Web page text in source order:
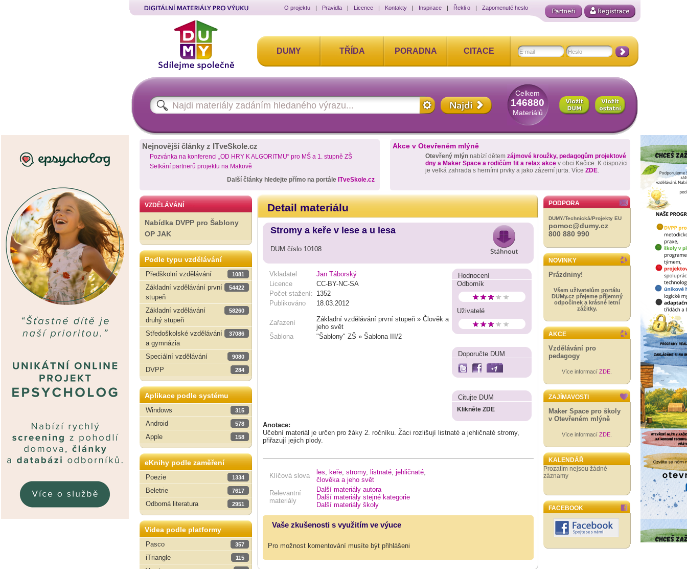
O projektu | Pravidla | Licence | Kontakty | Inspirace | Řekli o | Zapomenuté heslo
DUMY TŘÍDA PORADNA CITACE
Celkem
146880
Materiálů
Nejnovější články z ITveSkole.cz
Pozvánka na konferenci „OD HRY K ALGORITMU“ pro MŠ a 1. stupně ZŠ
Setkání partnerů projektu na Makově
Další články hledejte přímo na portále ITveSkole.cz
Akce v Otevřeném mlýně
Otevřený mlýn nabízí dětem zájmové kroužky, pedagogům projektové
dny a Maker Space a rodičům fit a relax akce v obci Kačice. K dispozici
je velká zahrada s herními prvky a jako zázemí jurta. Více ZDE.
VZDĚLÁVÁNÍ
Nabídka DVPP pro Šablony
OP JAK
Podle typu vzdělávání
Předškolní vzdělávání
1081
Základní vzdělávání první
stupeň
54422
Základní vzdělávání
druhý stupeň
58260
Středoškolské vzdělávání
a gymnázia
37086
Speciální vzdělávání 9080
DVPP 284
Aplikace podle systému
Windows
315
Android 578
Apple 158
eKnihy podle zaměření
Poezie
1334
Beletrie 7617
Odborná literatura 2951
Videa podle platformy
Pasco
357
iTriangle 115
Detail materiálu
Stromy a keře v lese a u lesa
DUM číslo 10108
Vkladatel
Jan Táborský
Licence
CC-BY-NC-SA
Počet stažení: 1352
Publikováno
18.03.2012
Zařazení
Základní vzdělávání první stupeň » Člověk a
jeho svět
Šablona
"Šablony" ZŠ » Šablona III/2
Hodnocení
Odborník
Uživatelé
Doporučte DUM
Citujte DUM
Klikněte ZDE
Anotace:
Učební materiál je určen pro žáky 2. ročníku. Žáci rozlišují listnaté a jehličnaté stromy,
přiřazují jejich plody.
Klíčová slova les keře stromy, listnaté jehličnaté
člověka a jeho svět
Relevantní
materiály
Další materiály autora
Další materiály stejné kategorie
Další materiály školy
Vaše zkušenosti s využitím ve výuce
Pro možnost komentování musíte být přihlášeni
PODPORA
DUMY/Technická/Projekty EU
pomoc@dumy.cz
800 880 990
NOVINKY
Prázdniny!
Všem uživatelům portálu
DUMy.cz přejeme příjemný
odpočinek a krásné letní
zážitky.
AKCE
Vzdělávání pro
pedagogy
Více informací ZDE
ZAJÍMAVOSTI
Maker Space pro školy
v Otevřeném mlýně
Více informací ZDE
KALENDÁŘ
Prozatím nejsou žádné
záznamy
FACEBOOK